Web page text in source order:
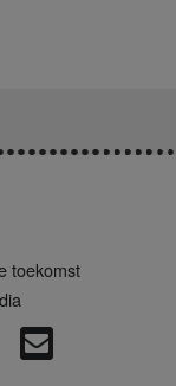
toekomst